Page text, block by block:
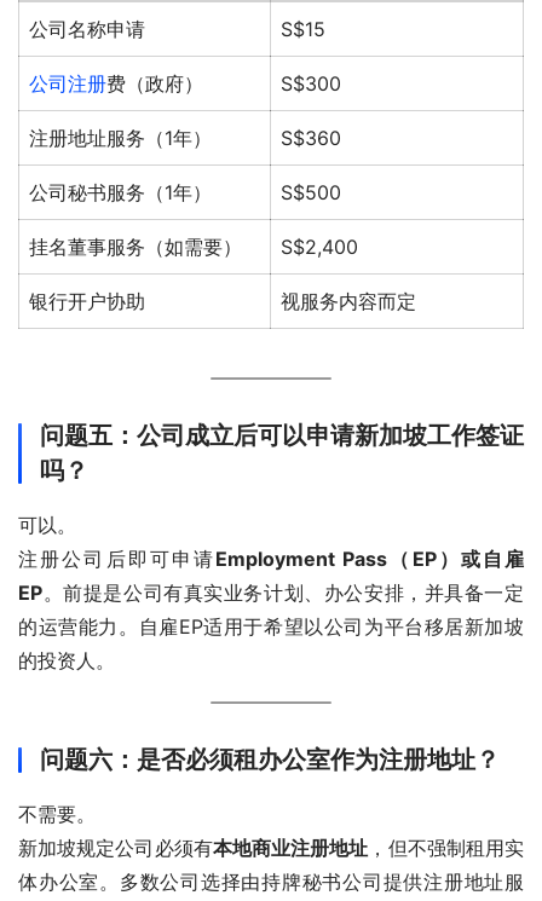
公司名称申请 S$15
公司注册费（政府） S$300
注册地址服务（1年） S$360
公司秘书服务（1年） S$500
挂名董事服务（如需要） S$2,400
银行开户协助 视服务内容而定
问题五：公司成立后可以申请新加坡工作签证
吗？
可以。
注册公司后即可申请Employment Pass（EP）或自雇
EP。前提是公司有真实业务计划、办公安排，并具备一定
的运营能力。自雇EP适用于希望以公司为平台移居新加坡
的投资人。
问题六：是否必须租办公室作为注册地址？
不需要。
新加坡规定公司必须有本地商业注册地址 ，但不强制租用实
体办公室。多数公司选择由持牌秘书公司提供注册地址服